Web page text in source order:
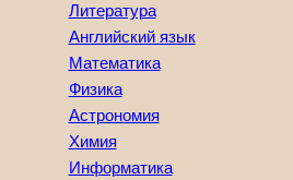
Литература
Английский язык
Математика
Физика
Астрономия
Химия
Информатика